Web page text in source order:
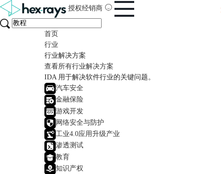
授权经销商
首页
行业
行业解决方案
查看所有行业解决方案
IDA 用于解决软件行业的关键问题。
汽车安全
金融保险
游戏开发
网络安全与防护
工业4.0应用升级产业
渗透测试
教育
知识产权